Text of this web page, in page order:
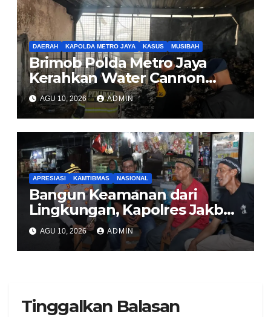
DAERAH KAPOLDA METRO JAYA KASUS MUSIBAH
Brimob Polda Metro Jaya
Kerahkan Water Cannon
Bantu Padamkan Kebakaran
Gudang di Kosambi
Tangerang
AGU 10, 2026 ADMIN
APRESIASI KAMTIBMAS NASIONAL
Bangun Keamanan dari
Lingkungan, Kapolres Jakbar
Ajak Warga Cengkareng
Aktifkan Siskamling
AGU 10, 2026 ADMIN
Tinggalkan Balasan